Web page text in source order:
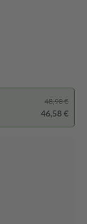
48,98 €
46,58 €